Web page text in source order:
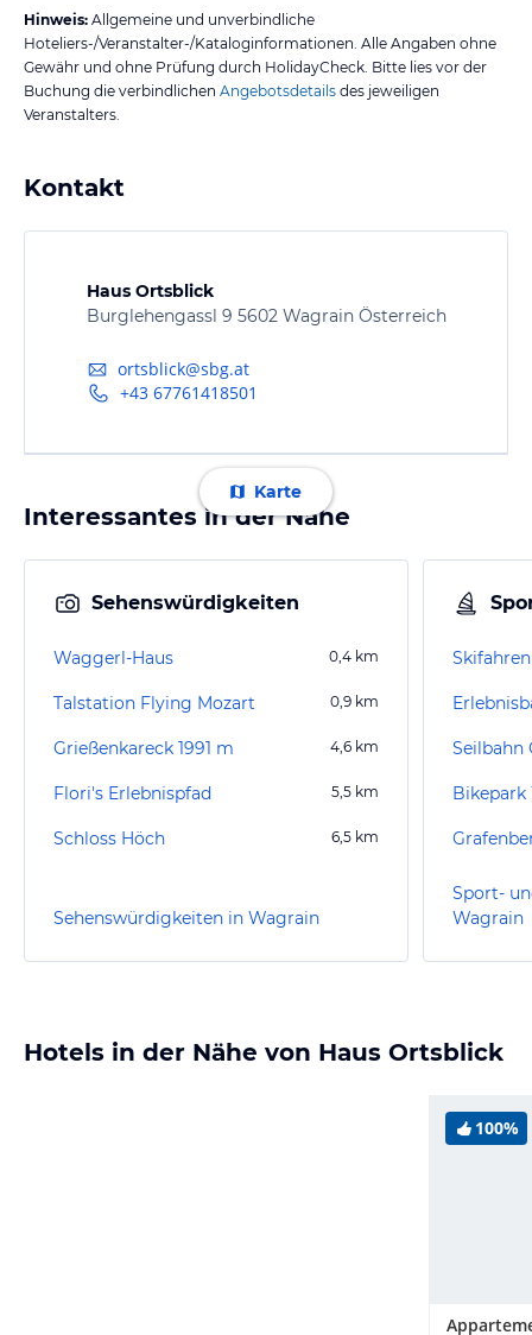
Hinweis: Allgemeine und unverbindliche
Hoteliers-/Veranstalter-/Kataloginformationen. Alle Angaben ohne
Gewähr und ohne Prüfung durch HolidayCheck. Bitte lies vor der
Buchung die verbindlichen Angebotsdetails des jeweiligen
Veranstalters.
Kontakt
Haus Ortsblick
Burglehengassl 9 5602 Wagrain Österreich
ortsblick@sbg.at
+43 67761418501
Karte
Interessantes in der Nähe
Sehenswürdigkeiten
Waggerl-Haus 0,4 km
Talstation Flying Mozart 0,9 km
Grießenkareck 1991 m 4,6 km
Flori's Erlebnispfad 5,5 km
Schloss Höch 6,5 km
Sehenswürdigkeiten in Wagrain
Skifahren
Seilbahn
Bikepark
Sport-
Wagrain
Hotels in der Nähe von Haus Ortsblick
100%